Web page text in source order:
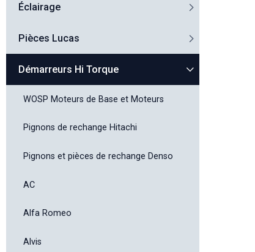
Éclairage
Pièces Lucas
Démarreurs Hi Torque
WOSP Moteurs de Base et Moteurs
Pignons de rechange Hitachi
Pignons et pièces de rechange Denso
AC
Alfa Romeo
Alvis